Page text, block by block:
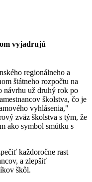
vyjadrujú
regionálneho a
štátneho rozpočtu na
návrhu už druhý rok po
školstva, čo je
vyhlásenia,"
zväz školstva s tým, že
ako symbol smútku s
každoročne rast
a zlepšiť
škôl.